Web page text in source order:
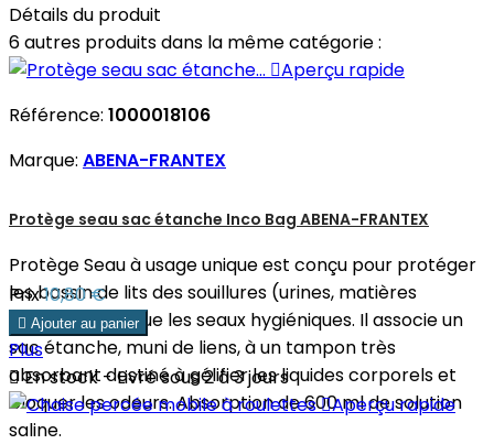
Détails du produit
6 autres produits dans la même catégorie :
Aperçu rapide
Référence: 1000018106
Marque: ABENA-FRANTEX
Protège seau sac étanche Inco Bag ABENA-FRANTEX
Protège Seau à usage unique est conçu pour protéger
les bassin de lits des souillures (urines, matières
fécales). ainsi que les seaux hygiéniques. Il associe un
sac étanche, muni de liens, à un tampon très
absorbant destiné à gélifier les liquides corporels et
bloquer les odeurs. Absorption de 600 ml de solution
saline.
Prix10,80 €
 Ajouter au panier
Plus
En stock - Livré sous 2 à 3 jours
Aperçu rapide